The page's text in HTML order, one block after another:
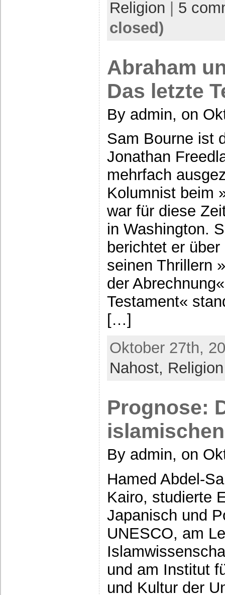
Religion | 5
closed)
Abraham
Das letzte
By admin, on
Sam Bourne ist
Jonathan
mehrfach
Kolumnist beim
war für diese
in Washington.
berichtet er
seinen Thrillern
der
Testament«
[…]
Oktober 27th,
Nahost, Religion
Prognose:
By admin, on
Hamed Abdel-
Kairo, studierte
Japanisch und
UNESCO, am
und am Institut
und Kultur der